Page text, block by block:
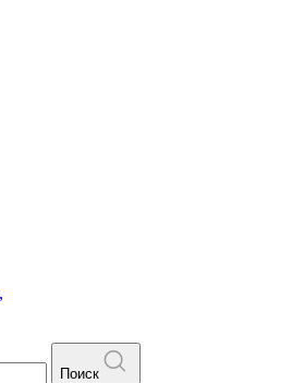
Поиск